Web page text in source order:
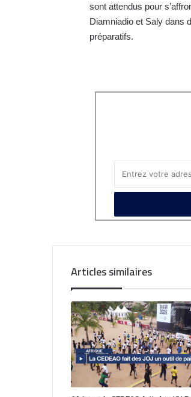
sont attendus pour
Diamniadio et Saly dans
préparatifs.
Articles similaires